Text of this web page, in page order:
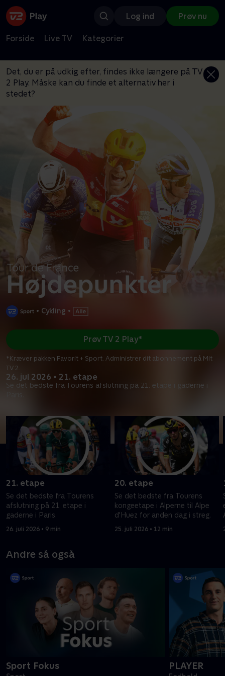
Log ind Prøv nu
Forside Live TV Kategorier
Det, du er på udkig efter, findes ikke længere på TV
2 Play. Måske kan du finde et alternativ her i
stedet?
• Cykling •
26. jul 2026 • 21. etape
Se det bedste fra Tourens afslutning på 21. etape i gaderne i
Prøv TV 2 Play*
*Kræver pakken Favorit + Sport. Administrer dit abonnement på Mit
TV 2.
21. etape
Se det bedste fra Tourens
afslutning på 21. etape i
gaderne i Paris.
26. juli 2026 • 9 min
20. etape
Se det bedste fra Tourens
kongeetape i Alperne til Alpe
d'Huez for anden dag i streg.
25. juli 2026 • 12 min
Andre så også
Sport Fokus PLAYER